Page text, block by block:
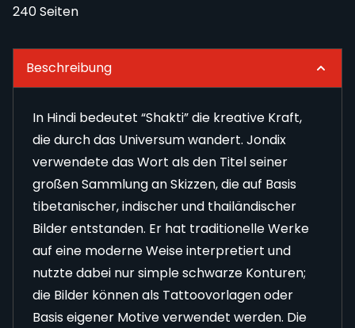
240 Seiten
Beschreibung
In Hindi bedeutet “Shakti” die kreative Kraft,
die durch das Universum wandert. Jondix
verwendete das Wort als den Titel seiner
großen Sammlung an Skizzen, die auf Basis
tibetanischer, indischer und thailändischer
Bilder entstanden. Er hat traditionelle Werke
auf eine moderne Weise interpretiert und
nutzte dabei nur simple schwarze Konturen;
die Bilder können als Tattoovorlagen oder
Basis eigener Motive verwendet werden. Die